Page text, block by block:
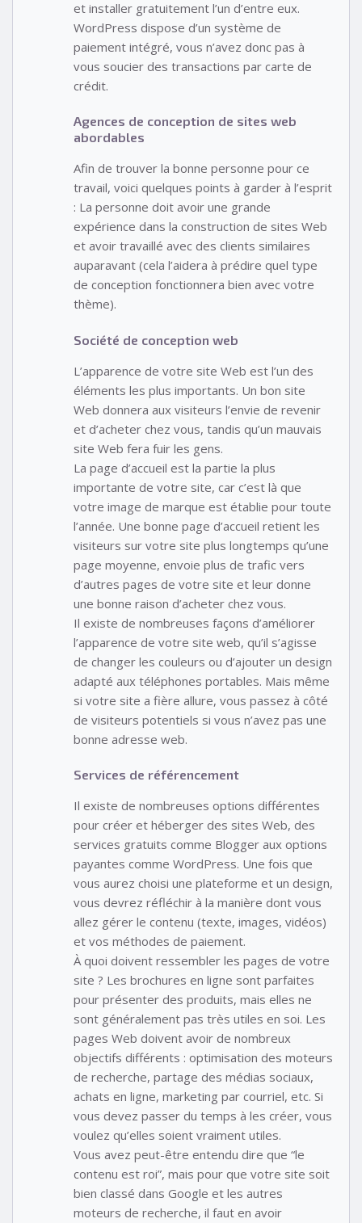
et installer gratuitement l’un d’entre eux.
WordPress dispose d’un système de
paiement intégré, vous n’avez donc pas à
vous soucier des transactions par carte de
crédit.
Agences de conception de sites web
abordables
Afin de trouver la bonne personne pour ce
travail, voici quelques points à garder à l’esprit
: La personne doit avoir une grande
expérience dans la construction de sites Web
et avoir travaillé avec des clients similaires
auparavant (cela l’aidera à prédire quel type
de conception fonctionnera bien avec votre
thème).
Société de conception web
L’apparence de votre site Web est l’un des
éléments les plus importants. Un bon site
Web donnera aux visiteurs l’envie de revenir
et d’acheter chez vous, tandis qu’un mauvais
site Web fera fuir les gens.
La page d’accueil est la partie la plus
importante de votre site, car c’est là que
votre image de marque est établie pour toute
l’année. Une bonne page d’accueil retient les
visiteurs sur votre site plus longtemps qu’une
page moyenne, envoie plus de trafic vers
d’autres pages de votre site et leur donne
une bonne raison d’acheter chez vous.
Il existe de nombreuses façons d’améliorer
l’apparence de votre site web, qu’il s’agisse
de changer les couleurs ou d’ajouter un design
adapté aux téléphones portables. Mais même
si votre site a fière allure, vous passez à côté
de visiteurs potentiels si vous n’avez pas une
bonne adresse web.
Services de référencement
Il existe de nombreuses options différentes
pour créer et héberger des sites Web, des
services gratuits comme Blogger aux options
payantes comme WordPress. Une fois que
vous aurez choisi une plateforme et un design,
vous devrez réfléchir à la manière dont vous
allez gérer le contenu (texte, images, vidéos)
et vos méthodes de paiement.
À quoi doivent ressembler les pages de votre
site ? Les brochures en ligne sont parfaites
pour présenter des produits, mais elles ne
sont généralement pas très utiles en soi. Les
pages Web doivent avoir de nombreux
objectifs différents : optimisation des moteurs
de recherche, partage des médias sociaux,
achats en ligne, marketing par courriel, etc. Si
vous devez passer du temps à les créer, vous
voulez qu’elles soient vraiment utiles.
Vous avez peut-être entendu dire que “le
contenu est roi”, mais pour que votre site soit
bien classé dans Google et les autres
moteurs de recherche, il faut en avoir